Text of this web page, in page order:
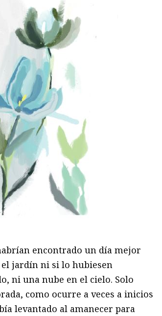
encontrado un día mejor
jardín ni si lo hubiesen
ni una nube en el cielo. Solo
como ocurre a veces a inicios
levantado al amanecer para